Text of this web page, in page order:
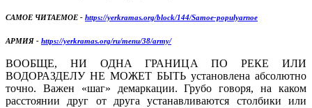
САМОЕ ЧИТАЕМОЕ - https://yerkramas.org/block/144/Samoe-populyarnoe
АРМИЯ - https://yerkramas.org/ru/menu/38/army/
ВООБЩЕ, НИ ОДНА ГРАНИЦА ПО РЕКЕ ИЛИ
ВОДОРАЗДЕЛУ НЕ МОЖЕТ БЫТЬ установлена абсолютно
точно. Важен «шаг» демаркации. Грубо говоря, на каком
расстоянии друг от друга устанавливаются столбики или